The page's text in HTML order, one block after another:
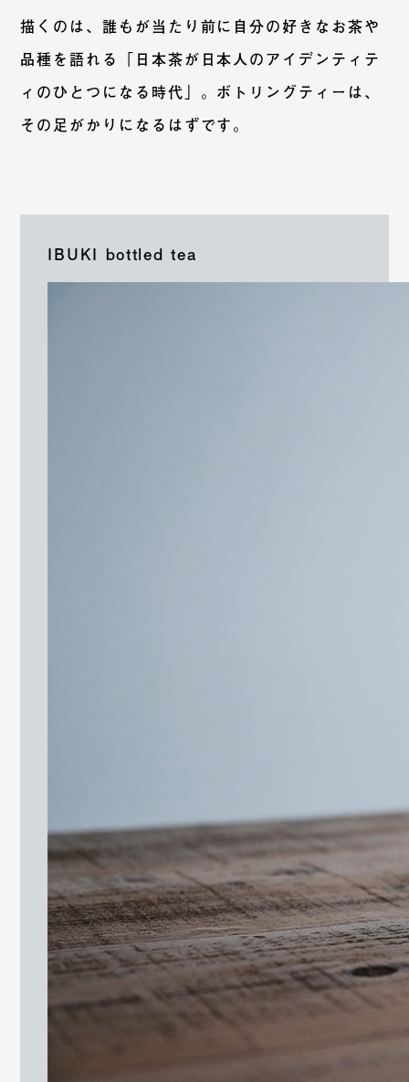
描くのは、誰もが当たり前に自分の好きなお茶や
品種を語れる「日本茶が日本人のアイデンティテ
ィのひとつになる時代」。ボトリングティーは、
その足がかりになるはずです。
IBUKI bottled tea